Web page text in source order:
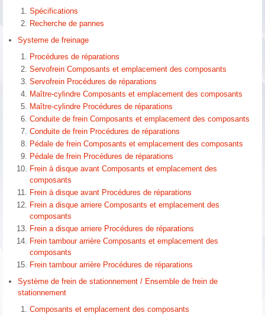
Spécifications
Recherche de pannes
Systeme de freinage
Procédures de réparations
Servofrein Composants et emplacement des composants
Servofrein Procédures de réparations
Maître-cylindre Composants et emplacement des composants
Maître-cylindre Procédures de réparations
Conduite de frein Composants et emplacement des composants
Conduite de frein Procédures de réparations
Pédale de frein Composants et emplacement des composants
Pédale de frein Procédures de réparations
Frein à disque avant Composants et emplacement des
composants
Frein à disque avant Procédures de réparations
Frein a disque arriere Composants et emplacement des
composants
Frein a disque arriere Procédures de réparations
Frein tambour arrière Composants et emplacement des
composants
Frein tambour arrière Procédures de réparations
Système de frein de stationnement / Ensemble de frein de
stationnement
Composants et emplacement des composants